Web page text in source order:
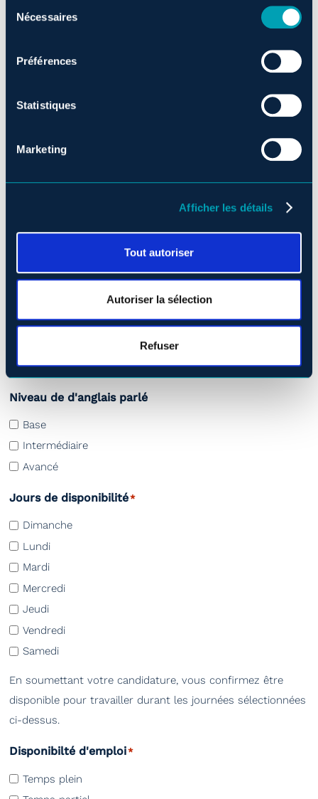
Nécessaires
Préférences
Statistiques
Marketing
Afficher les détails
Tout autoriser
Autoriser la sélection
Refuser
Qu'est-ce qui vous donne le goût de venir travailler
Comment décririez-vous votre personnalité?*
Niveau de français parlé et écrit
Base
Avancé
Niveau de d'anglais parlé
Base
Intermédiaire
Avancé
Jours de disponibilité*
Dimanche
Lundi
Mardi
Mercredi
Jeudi
Vendredi
Samedi
En soumettant votre candidature, vous confirmez être
disponible pour travailler durant les journées sélectionnées
ci-dessus.
Disponibilté d'emploi*
Temps plein